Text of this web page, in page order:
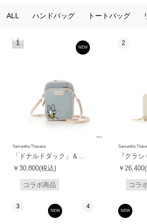
ALL ハンドバッグ トートバッグ
1
NEW
Samantha Thavasa
「ドナルドダック」＆...
￥30,800(税込)
コラボ商品
2
Samantha
『クラ
￥
コラ
3
NEW
4
NEW